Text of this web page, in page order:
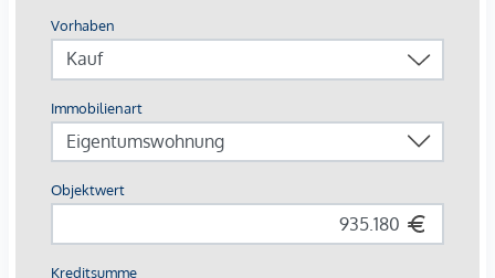
Intelligente Grundrisse
Großzügige Raumaufteilung
Hochwertige Parkettböden
Elegantes Feinsteinzeug in den Bädern
Fernwärme
Energieausweis gültig bis 22.06.2031: